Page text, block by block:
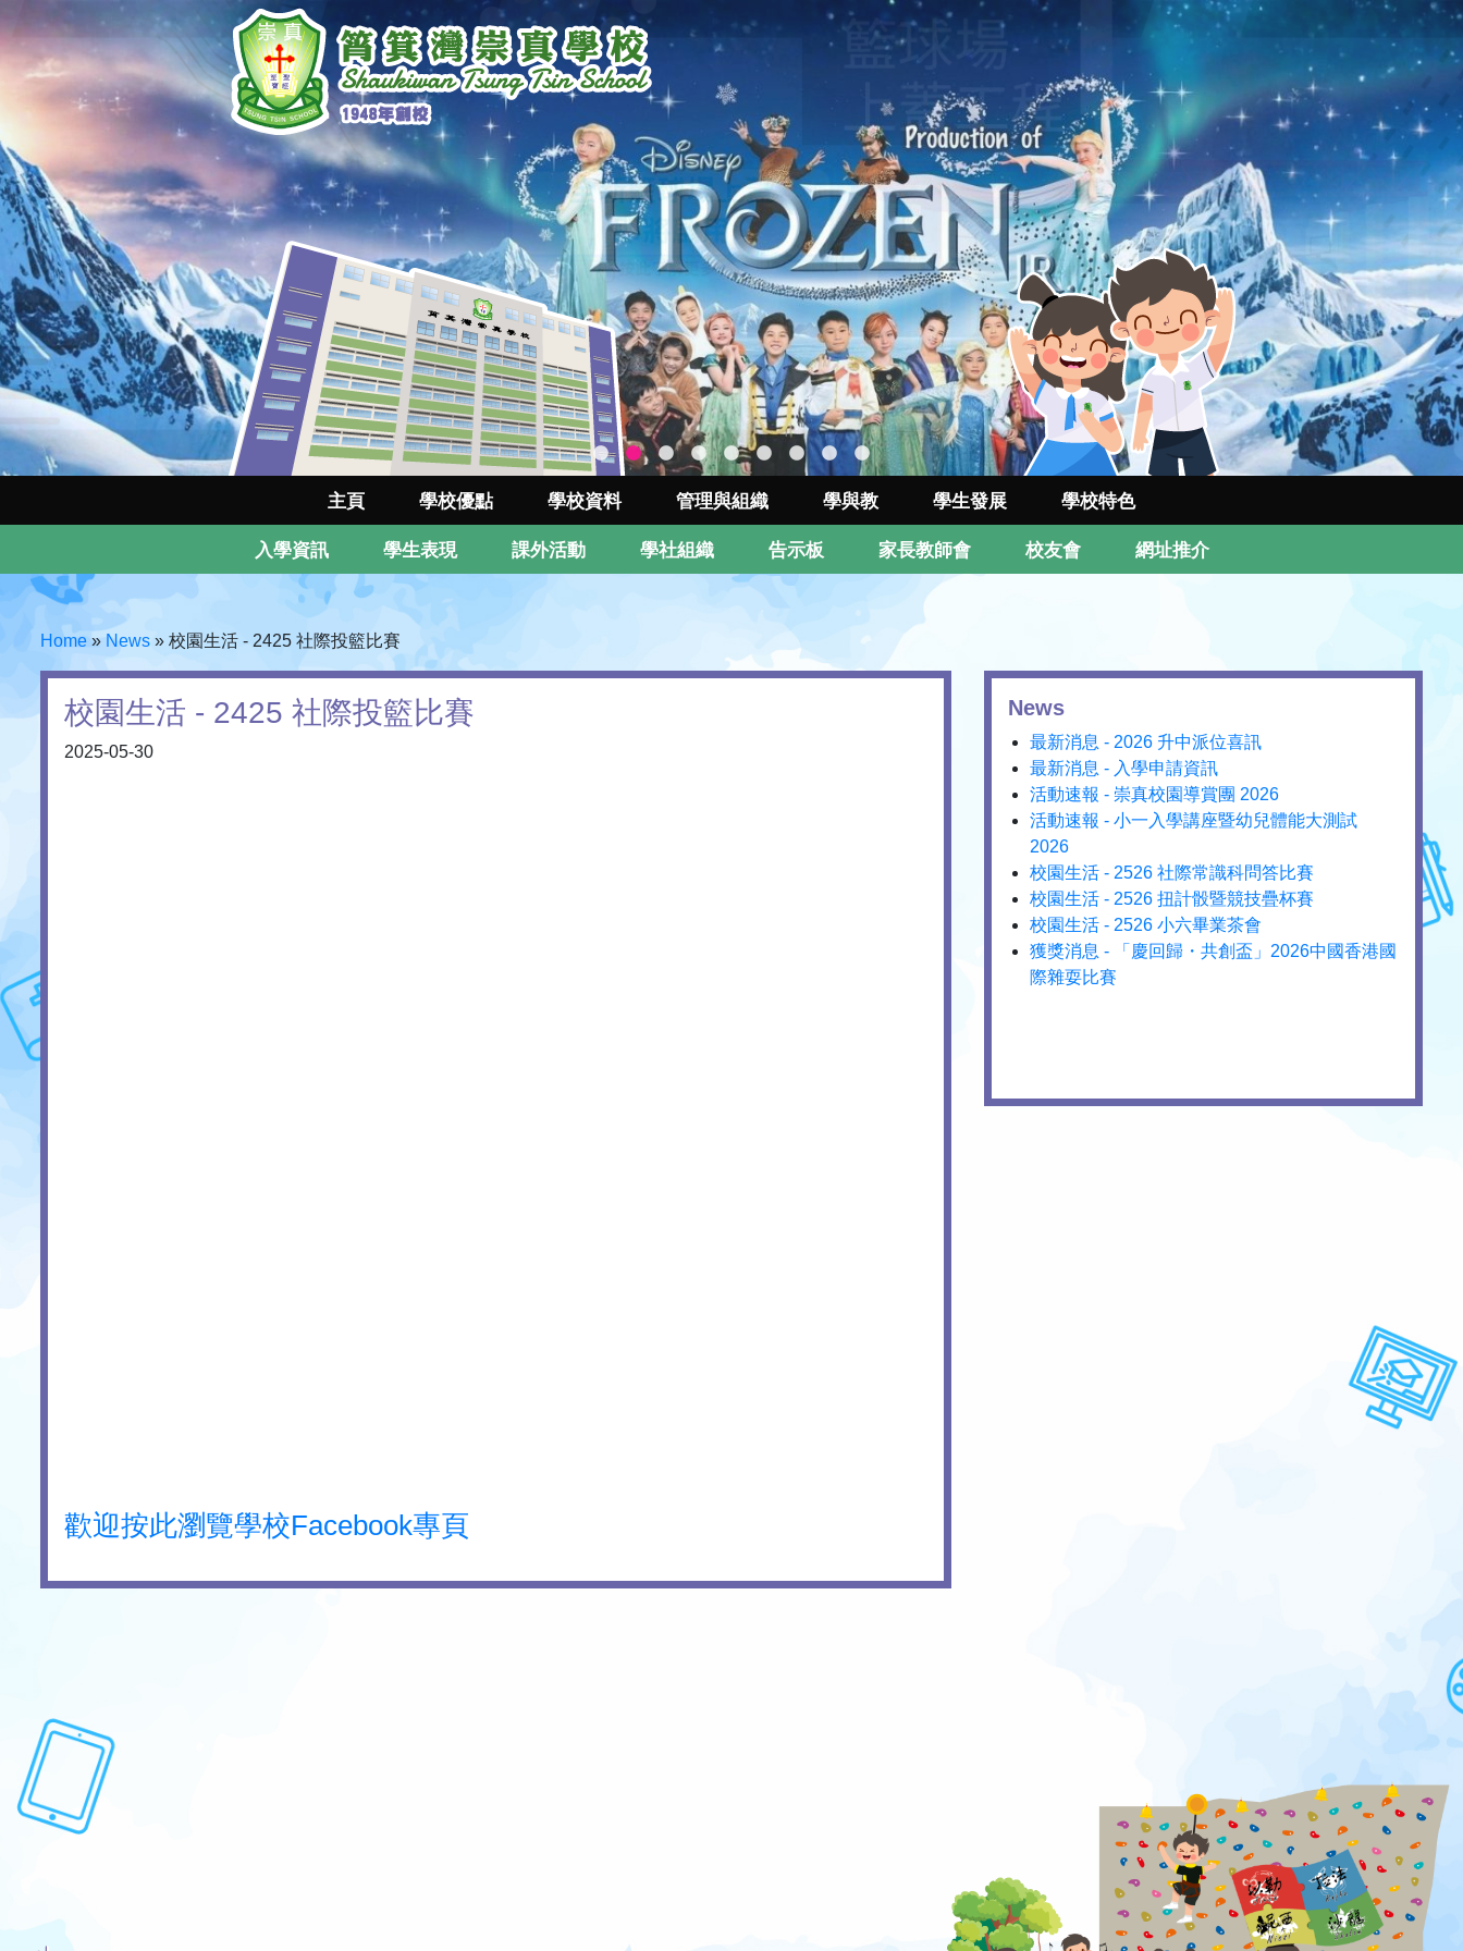
主頁 學校優點 學校資料 管理與組織 學與教 學生發展 學校特色
入學資訊 學生表現 課外活動 學社組織 告示板 家長教師會 校友會 網址推介
Home » News » 校園生活 - 2425 社際投籃比賽
校園生活 - 2425 社際投籃比賽
2025-05-30
歡迎按此瀏覽學校Facebook專頁
News
最新消息 - 2026 升中派位喜訊
最新消息 - 入學申請資訊
活動速報 - 崇真校園導賞團 2026
活動速報 - 小一入學講座暨幼兒體能大測試
2026
校園生活 - 2526 社際常識科問答比賽
校園生活 - 2526 扭計骰暨競技疊杯賽
校園生活 - 2526 小六畢業茶會
獲獎消息 - 「慶回歸・共創盃」2026中國香港國
際雜耍比賽